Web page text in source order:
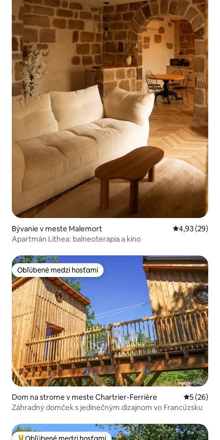
Bývanie v meste Malemort Priemerné
4,93 (29)
Apartmán Lithea: balneoterapia a kino
Obľúbené medzi hosťami
Obľúbené medzi hosťami
Dom na strome v meste Chartrier-Ferrière
5 (26)
Záhradný domček s jedinečným dizajnom vo Francúzsku